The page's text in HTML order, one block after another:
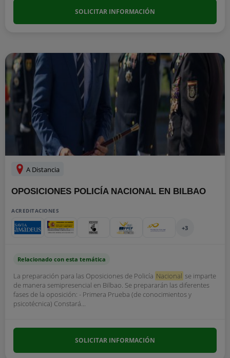
SOLICITAR INFORMACIÓN
A Distancia
OPOSICIONES POLICÍA NACIONAL EN BILBAO
ACREDITACIONES
+3
Relacionado con esta temática
La preparación para las Oposiciones de Policía Nacional se imparte
de manera semipresencial en Bilbao. Se prepararán las diferentes
fases de la oposición: - Primera Prueba (de conocimientos y
psicotécnica) Constará...
SOLICITAR INFORMACIÓN